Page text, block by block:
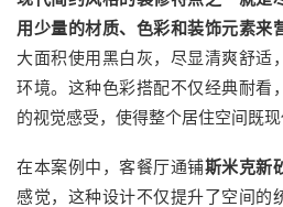
用少量的材质、色彩和装饰元素来
大面积使用黑白灰，尽显清爽舒适
环境。这种色彩搭配不仅经典耐看
的视觉感受，使得整个居住空间既现
在本案例中，客餐厅通铺斯米克新
感觉，这种设计不仅提升了空间的